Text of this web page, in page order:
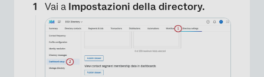
Vai a Impostazioni della directory.